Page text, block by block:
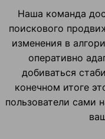
Наша команда
поискового
изменения в
оперативно
добиваться
конечном итоге
пользователи сами